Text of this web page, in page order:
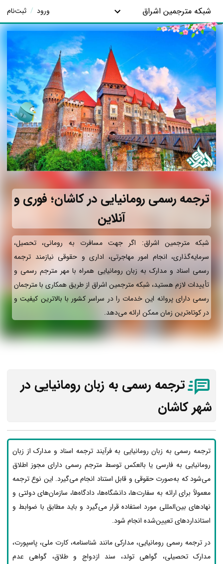
شبکه مترجمین اشراق ورود / ثبت‌نام
ترجمه رسمی رومانیایی در کاشان؛ فوری و
آنلاین
شبکه مترجمین اشراق: اگر جهت مسافرت به رومانی، تحصیل،
سرمایه‌گذاری، انجام امور مهاجرتی، اداری و حقوقی نیازمند ترجمه
رسمی اسناد و مدارک به زبان رومانیایی همراه با مهر مترجم رسمی و
تأییدات لازم هستید، شبکه مترجمین اشراق از طریق همکاری با مترجمان
رسمی دارای پروانه این خدمات را در سراسر کشور با بالاترین کیفیت و
در کوتاه‌ترین زمان ممکن ارائه می‌دهد.
ترجمه رسمی به زبان رومانیایی در
شهر کاشان
ترجمه رسمی به زبان رومانیایی به فرآیند ترجمه اسناد و مدارک از زبان
رومانیایی به فارسی یا بالعکس توسط مترجم رسمی دارای مجوز اطلاق
می‌شود که به‌صورت حقوقی و قابل استناد انجام می‌گیرد. این نوع ترجمه
معمولاً برای ارائه به سفارت‌ها، دانشگاه‌ها، دادگاه‌ها، سازمان‌های دولتی و
نهادهای بین‌المللی مورد استفاده قرار می‌گیرد و باید مطابق با ضوابط و
استانداردهای تعیین‌شده انجام شود.
در ترجمه رسمی رومانیایی، مدارکی مانند شناسنامه، کارت ملی، پاسپورت،
مدارک تحصیلی، گواهی تولد، سند ازدواج و طلاق، گواهی عدم